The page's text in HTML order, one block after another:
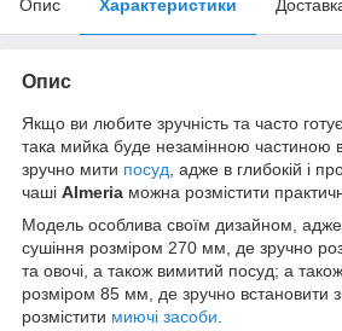
Опис Характеристики
Опис
Якщо ви любите зручність та часто
така мийка буде незамінною частиною
зручно мити посуд , адже в глибокій і
чаші Almeria можна розмістити
Модель особлива своїм дизайном,
сушіння розміром 270 мм, де зручно
та овочі, а також вимитий посуд; а
розміром 85 мм, де зручно встановити
розмістити миючі засоби